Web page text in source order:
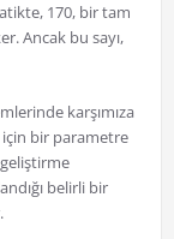
170, bir tam
Ancak bu sayı,
karşımıza
için bir parametre
belirli bir